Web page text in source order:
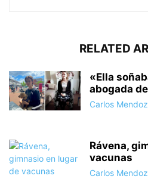
RELATED
«Ella
abogada
Carlos
Rávena,
vacunas
Carlos